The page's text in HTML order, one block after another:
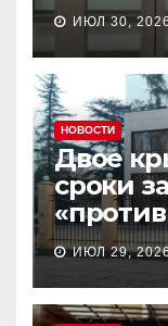
ИЮЛ 30, 2026
НОВОСТИ
Двое
сроки
ИЮЛ 29,